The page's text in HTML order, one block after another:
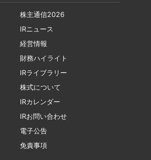
株主通信2026
IRニュース
経営情報
財務ハイライト
IRライブラリー
株式について
IRカレンダー
IRお問い合わせ
電子公告
免責事項